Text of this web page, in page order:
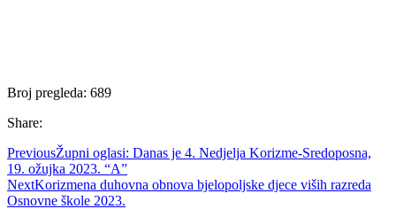
Broj pregleda: 689
Share:
PreviousŽupni oglasi: Danas je 4. Nedjelja Korizme-Sredoposna,
19. ožujka 2023. “A”
NextKorizmena duhovna obnova bjelopoljske djece viših razreda
Osnovne škole 2023.